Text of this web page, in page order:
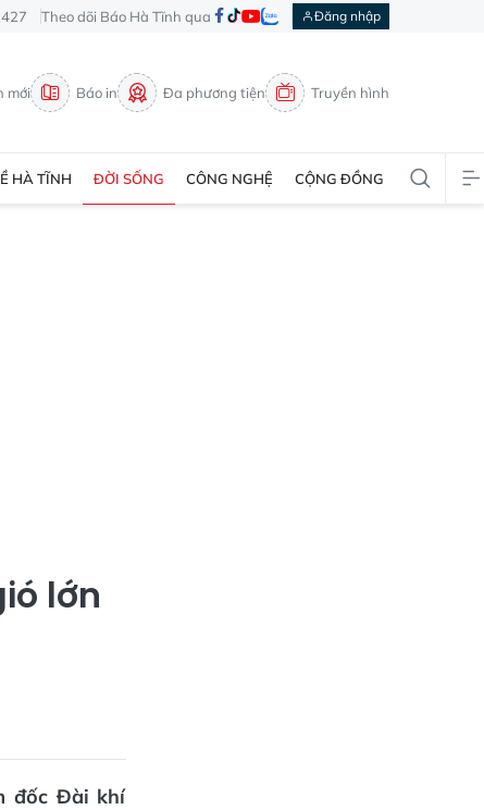
Theo dõi Báo Hà Tĩnh qua Đăng nhập
mới Báo in Đa phương tiện Truyền hình
HÀ TĨNH ĐỜI SỐNG CÔNG NGHỆ CỘNG ĐỒNG
lớn
đốc Đài khí